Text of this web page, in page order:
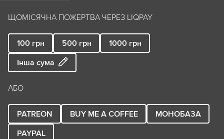
ЩОМІСЯЧНА ПОЖЕРТВА ЧЕРЕЗ LIQPAY
100 грн 500 грн 1000 грн
Інша сума
АБО
PATREON BUY ME A COFFEE
МОНОБАЗА
PAYPAL